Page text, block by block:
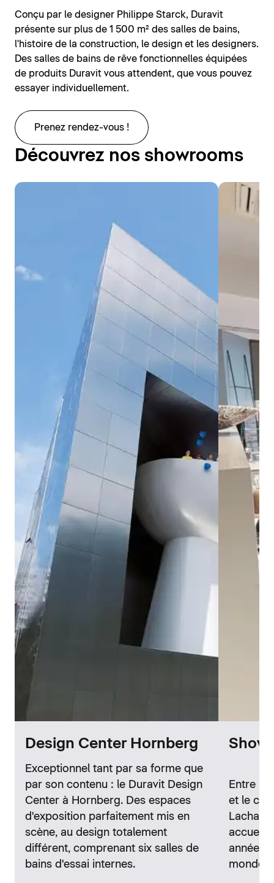
Conçu par le designer Philippe Starck, Duravit
présente sur plus de 1 500 m² des salles de bains,
l'histoire de la construction, le design et les designers.
Des salles de bains de rêve fonctionnelles équipées
de produits Duravit vous attendent, que vous pouvez
essayer individuellement.
Prenez rendez-vous !
Découvrez nos showrooms
Design Center Hornberg
Exceptionnel tant par sa forme que
par son contenu : le Duravit Design
Center à Hornberg. Des espaces
d'exposition parfaitement mis en
scène, au design totalement
différent, comprenant six salles de
bains d'essai internes.
Entre la
et le
années
monde